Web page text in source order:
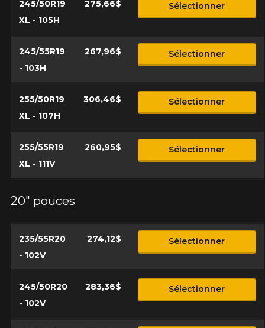
245/50R19
XL - 105H
275,66$ Sélectionner
245/55R19
- 103H
267,96$ Sélectionner
255/50R19
XL - 107H
306,46$ Sélectionner
255/55R19
XL - 111V
260,95$ Sélectionner
20" pouces
235/55R20
- 102V
274,12$ Sélectionner
245/50R20
- 102V
283,36$ Sélectionner